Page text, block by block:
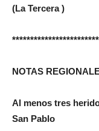
(La Tercera )
NOTAS
Al menos tres
San Pablo